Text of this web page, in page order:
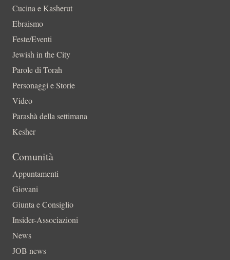
Cucina e Kasherut
Ebraismo
Feste/Eventi
Jewish in the City
Parole di Torah
Personaggi e Storie
Video
Parashà della settimana
Kesher
Comunità
Appuntamenti
Giovani
Giunta e Consiglio
Insider-Associazioni
News
JOB news